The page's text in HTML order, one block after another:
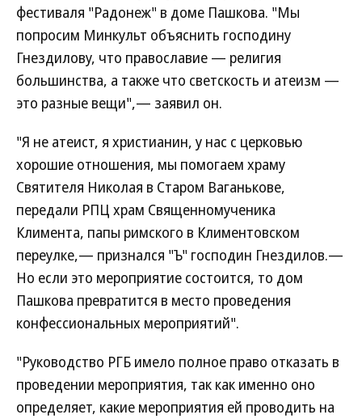
фестиваля "Радонеж" в доме Пашкова. "Мы
попросим Минкульт объяснить господину
Гнездилову, что православие — религия
большинства, а также что светскость и атеизм —
это разные вещи",— заявил он.
"Я не атеист, я христианин, у нас с церковью
хорошие отношения, мы помогаем храму
Святителя Николая в Старом Ваганькове,
передали РПЦ храм Священномученика
Климента, папы римского в Климентовском
переулке,— признался "Ъ" господин Гнездилов.—
Но если это мероприятие состоится, то дом
Пашкова превратится в место проведения
конфессиональных мероприятий".
"Руководство РГБ имело полное право отказать в
проведении мероприятия, так как именно оно
определяет, какие мероприятия ей проводить на